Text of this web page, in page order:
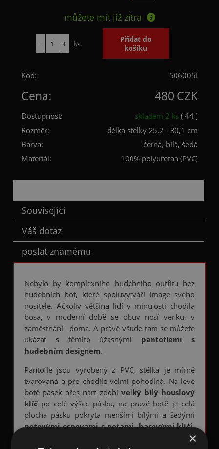
můžete mít již zítra
ks
Kód: 506005I
Cena: 480 CZK
Dostupnost: skladem 2 ks( 44 )
Rozměr:
délka stélky 25,2 - 30,1 cm
Barva:
černá, bílá, šedá
Materiál:
100% polyuretan (PVC)
Související
Váš dotaz
poslat známému
Nebylo by komplexního hudebního outfitu bez
hudebních bot, které spoluvytváří image svého
nositele. Ačkoliv většina lidí v minulosti chodila
bosa, v moderní době se obuv nosí venku, v
zaměstnání i doma. A právě všude tam se můžete
ukázat s těmito úžasnými pantoflemi s
hudebním designem.
Pantofle jsou vyrobeny z PVC, stélka je mírně
tvarovaná a pro chodilo velmi pohodlná. Na levé
botě pásek přes nárt zdobí velký bílý houslový
klíčpo celé výšce pásku, na pravé botě je celá
plocha pásku pokryta menšími bílými a šedými
notovými osnovami s notami, basovými klíči,
×